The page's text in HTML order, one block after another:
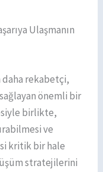
Ulaşmanın
rekabetçi,
önemli bir
birlikte,
ve
kritik bir hale
stratejilerini